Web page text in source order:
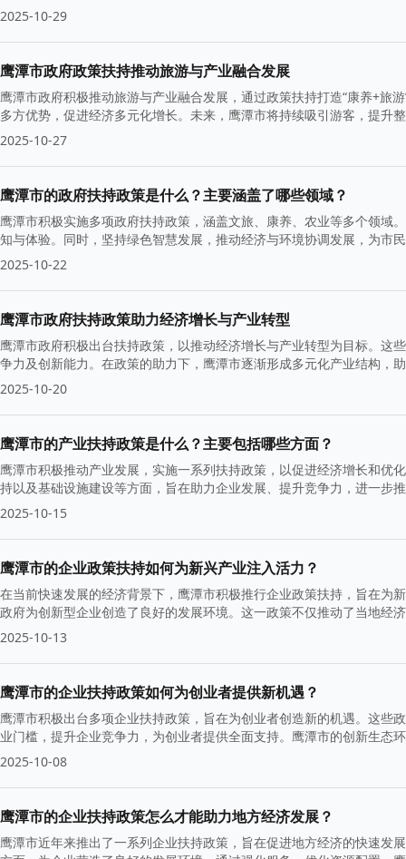
2025-10-29
鹰潭市政府政策扶持推动旅游与产业融合发展
鹰潭市政府积极推动旅游与产业融合发展，通过政策扶持打造“康养+旅
多方优势，促进经济多元化增长。未来，鹰潭市将持续吸引游客，提升
2025-10-27
鹰潭市的政府扶持政策是什么？主要涵盖了哪些领域？
鹰潭市积极实施多项政府扶持政策，涵盖文旅、康养、农业等多个领域
知与体验。同时，坚持绿色智慧发展，推动经济与环境协调发展，为市
2025-10-22
鹰潭市政府扶持政策助力经济增长与产业转型
鹰潭市政府积极出台扶持政策，以推动经济增长与产业转型为目标。这
争力及创新能力。在政策的助力下，鹰潭市逐渐形成多元化产业结构，
2025-10-20
鹰潭市的产业扶持政策是什么？主要包括哪些方面？
鹰潭市积极推动产业发展，实施一系列扶持政策，以促进经济增长和优
持以及基础设施建设等方面，旨在助力企业发展、提升竞争力，进一步
2025-10-15
鹰潭市的企业政策扶持如何为新兴产业注入活力？
在当前快速发展的经济背景下，鹰潭市积极推行企业政策扶持，旨在为
政府为创新型企业创造了良好的发展环境。这一政策不仅推动了当地经
础。
2025-10-13
鹰潭市的企业扶持政策如何为创业者提供新机遇？
鹰潭市积极出台多项企业扶持政策，旨在为创业者创造新的机遇。这些
业门槛，提升企业竞争力，为创业者提供全面支持。鹰潭市的创新生态
2025-10-08
鹰潭市的企业扶持政策怎么才能助力地方经济发展？
鹰潭市近年来推出了一系列企业扶持政策，旨在促进地方经济的快速发